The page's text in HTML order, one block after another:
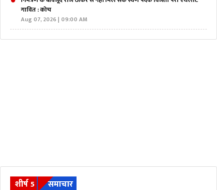
गावित : कोच
Aug 07, 2026 | 09:00 AM
शीर्ष 5 समाचार